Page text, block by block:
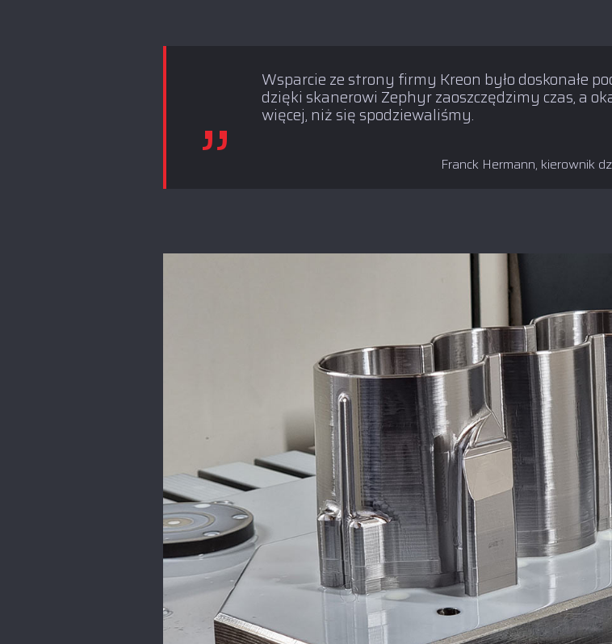
Wsparcie ze strony firmy Kreon było doskonałe
dzięki skanerowi Zephyr zaoszczędzimy czas, a
więcej, niż się spodziewaliśmy.
Franck Hermann, kierownik